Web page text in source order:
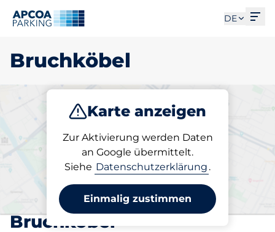
DE
Bruchköbel
Karte anzeigen
Zur Aktivierung werden Daten
an Google übermittelt.
Siehe Datenschutzerklärung .
Einmalig zustimmen
Laden
Wählen Sie Ihren
abonnierten Stellplatz in
Bruchköbel